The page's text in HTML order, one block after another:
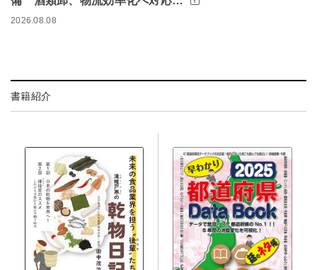
2026.08.08
書籍紹介